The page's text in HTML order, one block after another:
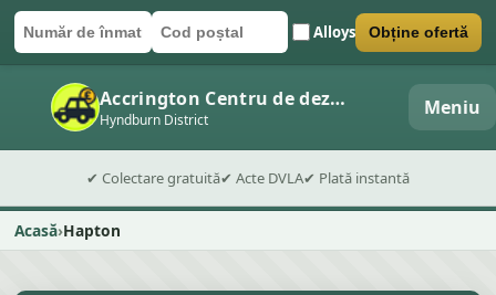
Număr de înmatriculare
Cod poștal Alloys
Trimite formularul Obține ofertă
Accrington Centru de dezmembrări auto
Hyndburn District Meniu
✔ Colectare gratuită✔ Acte DVLA✔ Plată instantă
Acasă Hapton